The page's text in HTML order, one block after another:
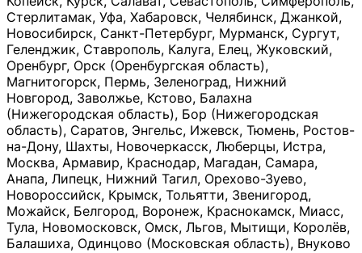
Стерлитамак, Уфа, Хабаровск, Челябинск, Джанкой,
Новосибирск, Санкт-Петербург, Мурманск, Сургут,
Геленджик, Ставрополь, Калуга, Елец, Жуковский,
Оренбург, Орск (Оренбургская область),
Магнитогорск, Пермь, Зеленоград, Нижний
Новгород, Заволжье, Кстово, Балахна
(Нижегородская область), Бор (Нижегородская
область), Саратов, Энгельс, Ижевск, Тюмень, Ростов-
на-Дону, Шахты, Новочеркасск, Люберцы, Истра,
Москва, Армавир, Краснодар, Магадан, Самара,
Анапа, Липецк, Нижний Тагил, Орехово-Зуево,
Новороссийск, Крымск, Тольятти, Звенигород,
Можайск, Белгород, Воронеж, Краснокамск, Миасс,
Тула, Новомосковск, Омск, Льгов, Мытищи, Королёв,
Балашиха, Одинцово (Московская область), Внуково